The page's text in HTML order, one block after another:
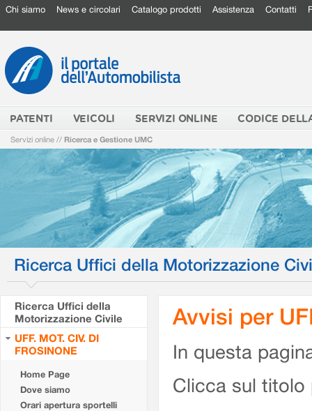
Chi siamo News e circolari Catalogo prodotti Assistenza Contatti
PATENTI VEICOLI SERVIZI ONLINE CODICE
Servizi online // Ricerca e Gestione UMC
Ricerca Uffici della Motorizzazione
Ricerca Uffici della
Motorizzazione Civile
UFF. MOT. CIV. DI
FROSINONE
Home Page
Dove siamo
Orari apertura sportelli
Avvisi per
In questa
Clicca sul titolo